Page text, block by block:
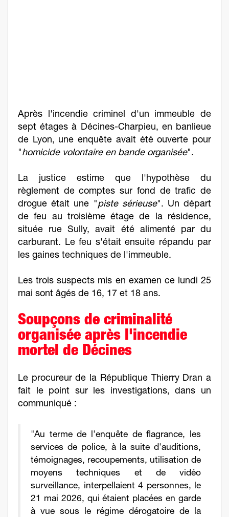
Après l'incendie criminel d'un immeuble de
sept étages à Décines-Charpieu, en banlieue
de Lyon, une enquête avait été ouverte pour
"homicide volontaire en bande organisée".
La justice estime que l'hypothèse du
règlement de comptes sur fond de trafic de
drogue était une "piste sérieuse". Un départ
de feu au troisième étage de la résidence,
située rue Sully, avait été alimenté par du
carburant. Le feu s'était ensuite répandu par
les gaines techniques de l'immeuble.
Les trois suspects mis en examen ce lundi 25
mai sont âgés de 16, 17 et 18 ans.
Soupçons de criminalité
organisée après l'incendie
mortel de Décines
Le procureur de la République Thierry Dran a
fait le point sur les investigations, dans un
communiqué :
"Au terme de l'enquête de flagrance, les
services de police, à la suite d'auditions,
témoignages, recoupements, utilisation de
moyens techniques et de vidéo
surveillance, interpellaient 4 personnes, le
21 mai 2026, qui étaient placées en garde
à vue sous le régime dérogatoire de la